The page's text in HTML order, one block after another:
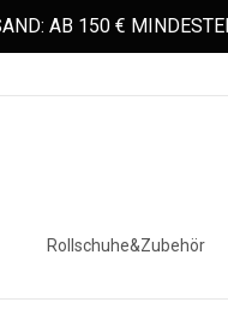
AB 150 €
Rollschuhe&Zubehör